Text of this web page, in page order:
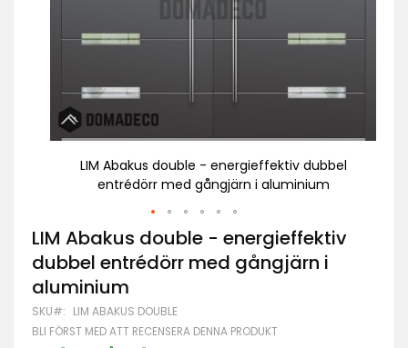
LIM Abakus double - energieffektiv dubbel
entrédörr med gångjärn i aluminium
Hoppa
till
början
av
bildgalleriet
LIM Abakus double - energieffektiv
dubbel entrédörr med gångjärn i
aluminium
SKU LIM ABAKUS DOUBLE
BLI FÖRST MED ATT RECENSERA DENNA PRODUKT